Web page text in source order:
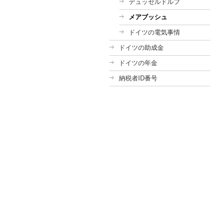
デュッセルドルフ
メアブッシュ
ドイツの電気事情
ドイツの助成金
ドイツの年金
納税者ID番号